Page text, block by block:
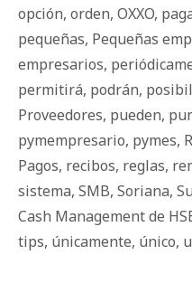
opción, orden, OXXO,
pequeñas, Pequeñas
empresarios,
permitirá, podrán,
Proveedores, pueden,
pymempresario, pymes,
Pagos, recibos, reglas,
sistema, SMB, Soriana,
Cash Management de
tips, únicamente, único,